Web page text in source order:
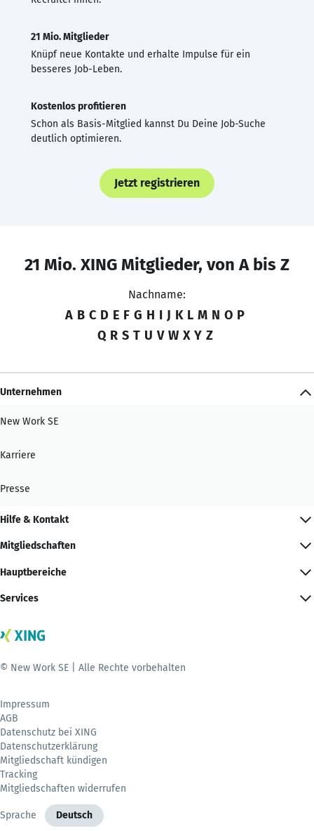
21 Mio. Mitglieder
Knüpf neue Kontakte und erhalte Impulse für ein
besseres Job-Leben.
Kostenlos profitieren
Schon als Basis-Mitglied kannst Du Deine Job-Suche
deutlich optimieren.
Jetzt registrieren
21 Mio. XING Mitglieder, von A bis Z
Nachname:
A B C D E F G H I J K L M N O P
Q R S T U V W X Y Z
Unternehmen
New Work SE
Karriere
Presse
Hilfe & Kontakt
Mitgliedschaften
Hauptbereiche
Services
© New Work SE | Alle Rechte vorbehalten
Impressum
AGB
Datenschutz bei XING
Datenschutzerklärung
Mitgliedschaft kündigen
Tracking
Mitgliedschaften widerrufen
Sprache Deutsch